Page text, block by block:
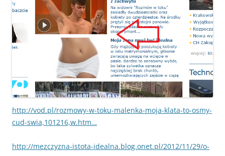
http://vod.pl/rozmowy-w-toku-malenka-moja-klata-to-osmy-
cud-swia,101216,w.htm…
http://mezczyzna-istota-idealna.blog.onet.pl/2012/11/29/o-